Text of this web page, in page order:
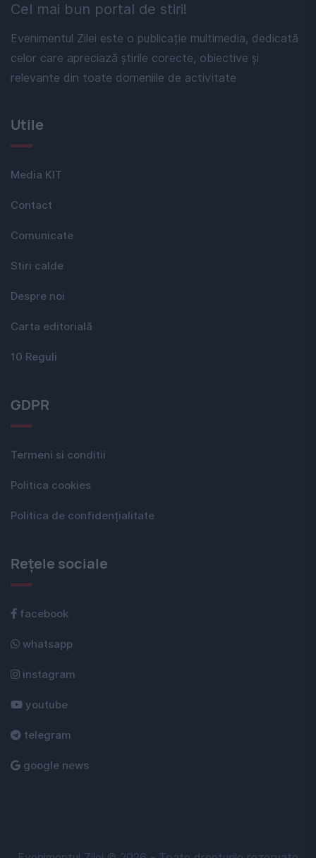
Cel mai bun portal de stiri!
Evenimentul Zilei este o publicație multimedia, dedicată
celor care apreciază știrile corecte, obiective și
relevante din toate domeniile de activitate
Utile
Media KIT
Contact
Comunicate
Stiri calde
Despre noi
Carta editorială
10 Reguli
GDPR
Termeni si conditii
Politica cookies
Politica de confidențialitate
Rețele sociale
facebook
whatsapp
instagram
youtube
telegram
google news